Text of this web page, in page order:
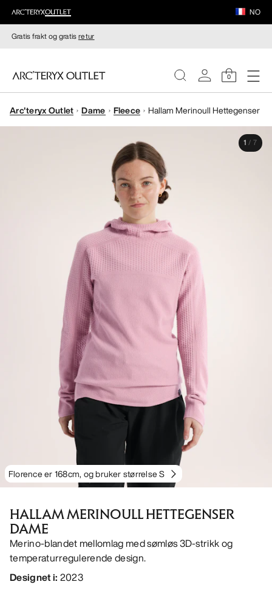
NO
Gratis frakt og gratisretur
0
DAMER
Arc'teryx Outlet Dame Fleece Hallam Merinoull Hettegenser
Florence er 168cm, og bruker størrelse S
1 / 7
HALLAM MERINOULL HETTEGENSER
DAME
Merino-blandet mellomlag med sømløs 3D-strikk og
temperaturregulerende design.
Designet i: 2023